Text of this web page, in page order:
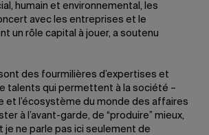
humain et environnemental, les
avec les entreprises et le
un rôle capital à jouer, a soutenu
des fourmilières d’expertises et
talents qui permettent à la société –
et l’écosystème du monde des affaires
à l’avant-garde, de “produire” mieux,
je ne parle pas ici seulement de